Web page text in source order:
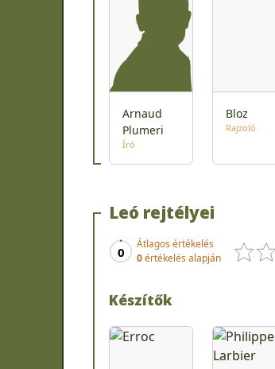
Arnaud
Plumeri
Író
Bloz
Rajzoló
Leó rejtélyei
0
Átlagos értékelés
0értékelés alapján
Készítők